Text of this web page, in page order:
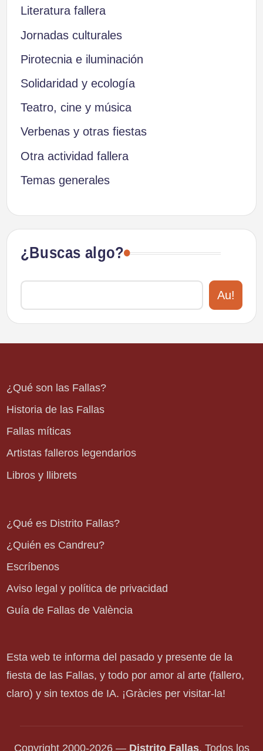
Literatura fallera
Jornadas culturales
Pirotecnia e iluminación
Solidaridad y ecología
Teatro, cine y música
Verbenas y otras fiestas
Otra actividad fallera
Temas generales
¿Buscas algo?
Au!
¿Qué son las Fallas?
Historia de las Fallas
Fallas míticas
Artistas falleros legendarios
Libros y llibrets
¿Qué es Distrito Fallas?
¿Quién es Candreu?
Escríbenos
Aviso legal y política de privacidad
Guía de Fallas de València
Esta web te informa del pasado y presente de la
fiesta de las Fallas, y todo por amor al arte (fallero,
claro) y sin textos de IA. ¡Gràcies per visitar-la!
Copyright 2000-2026 — Distrito Fallas. Todos los